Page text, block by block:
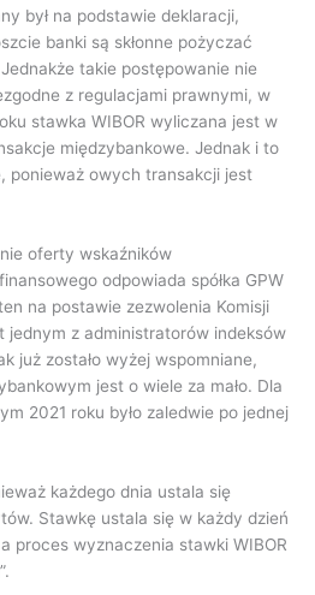
był na podstawie deklaracji,
banki są skłonne pożyczać
takie postępowanie nie
z regulacjami prawnymi, w
stawka WIBOR wyliczana jest w
międzybankowe. Jednak i to
ponieważ owych transakcji jest
oferty wskaźników
odpowiada spółka GPW
na postawie zezwolenia Komisji
jednym z administratorów indeksów
już zostało wyżej wspomniane,
jest o wiele za mało. Dla
2021 roku było zaledwie po jednej
każdego dnia ustala się
Stawkę ustala się w każdy dzień
proces wyznaczenia stawki WIBOR